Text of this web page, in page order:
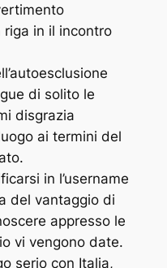
in il incontro
di solito le
disgrazia
ai termini del
in l’username
del vantaggio di
appresso le
vi vengono date.
serio con Italia,